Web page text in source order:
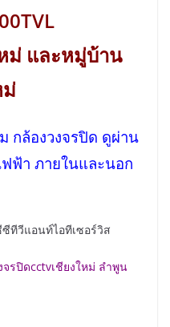
ม่ และหมู่บ้าน
กล้องวงจรปิด ดูผ่าน
ฟ้า ภายในและนอก
ทีวีแอนท์ไอทีเซอร์วิส
รปิดcctvเชียงใหม่ ลำพูน